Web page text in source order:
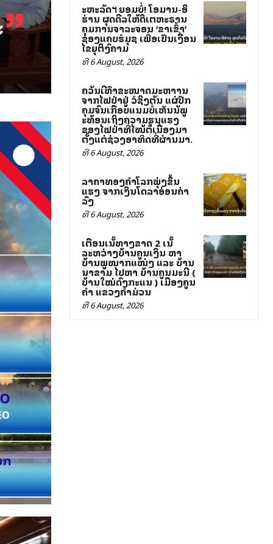
ສະຫະລັດฯ ຍອມບໍ່! ໂອມານ-ອິ
ຮ່ານ ຜຸດດີລໃຫ້ສິດເຕຫະຣານ
ຄຸມການຈາລະຈອນ ‘ຂາເຂົ້າ’
ຊ່ອງແຄບຮໍມຸຊ ເພື່ອເປັນເງື່ອນ
ໄຂຍຸຕິສົງຄາມ
ທີ 6 August, 2026
ຄວັນສີເທົາຂະໜາດມະຫາສານ
ຈາກໄຟປ່າຢູ່ ວໍຊິງຕັນ ແຜ່ປົກ
ຄຸມຈົນເກືອບແນມບໍ່ເຫັນສັນພູ
ສະທ້ອນເຖິງຄວາມຮຸນແຮງ
ຂອງໄຟປ່າທີ່ໄໝ້ຕໍ່ເນື່ອງມາ
ຕັ້ງແຕ່ຊ່ວງອາທິດທີ່ຜ່ານມາ.
ທີ 6 August, 2026
ລາຄາທອງຄຳໂລກພຸ່ງຂຶ້ນ
ແຮງ ຈາກເງິນໂດລາອ່ອນຄ່າ
ລົງ
ທີ 6 August, 2026
ເຕືອນເສັ້ນທາງຂາດ 2 ເສັ້ນ
ລະຫວ່າງບ້ານຄູນເງິນ ຫາ
ບ້ານພູໝາກແໜ່ງ ແລະ ບ້ານ
ນາຂາມ ໄປຫາ ບ້ານຄູນມະນີ (
ບ້ານໃໝ່ດົງກະແສນ ) ເມືອງຄູນ
ຄຳ ແຂວງຄຳມ່ວນ
ທີ 6 August, 2026